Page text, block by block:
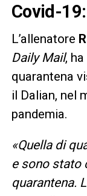
Covid-
L’allenatore
Daily Mail,
quarantena
il Dalian, nel
pandemia.
«Quella di
e sono stato
quarantena.